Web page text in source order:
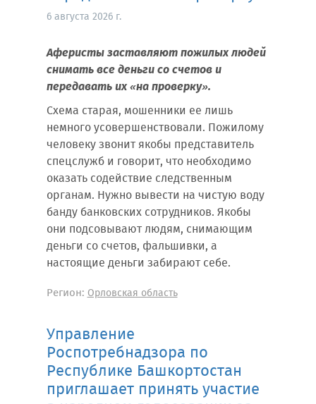
6 августа 2026 г.
Аферисты заставляют пожилых людей
снимать все деньги со счетов и
передавать их «на проверку».
Схема старая, мошенники ее лишь
немного усовершенствовали. Пожилому
человеку звонит якобы представитель
спецслужб и говорит, что необходимо
оказать содействие следственным
органам. Нужно вывести на чистую воду
банду банковских сотрудников. Якобы
они подсовывают людям, снимающим
деньги со счетов, фальшивки, а
настоящие деньги забирают себе.
Регион:Орловская область
Управление
Роспотребнадзора по
Республике Башкортостан
приглашает принять участие